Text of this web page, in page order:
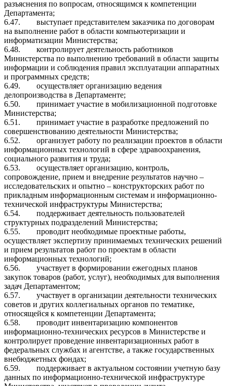
разъяснения по вопросам, относящимся к компетенции
Департамента;
6.47.
выступает представителем заказчика по договорам
на выполнение работ в области компьютеризации и
информатизации Министерства;
6.48.
контролирует деятельность работников
Министерства по выполнению требований в области защиты
информации и соблюдения правил эксплуатации аппаратных
и программных средств;
6.49.
осуществляет организацию ведения
делопроизводства в Департаменте;
6.50.
принимает участие в мобилизационной подготовке
Министерства;
6.51.
принимает участие в разработке предложений по
совершенствованию деятельности Министерства;
6.52.
организует работу по реализации проектов в области
информационных технологий в сфере здравоохранения,
социального развития и труда;
6.53.
осуществляет организацию, контроль,
сопровождение, прием и внедрение результатов научно –
исследовательских и опытно – конструкторских работ по
прикладным информационным системам и информационно-
технической инфраструктуры Министерства;
6.54.
поддерживает деятельность пользователей
структурных подразделений Министерства;
6.55.
проводит необходимые проектные работы,
осуществляет экспертизу принимаемых технических решений
и прием результатов работ по проектам в области
информационных технологий;
6.56.
участвует в формировании ежегодных планов
закупок товаров (работ, услуг), необходимых для выполнения
задач Департаментом;
6.57.
участвует в организации деятельности технических
советов и других коллегиальных органов по тематике,
относящейся к компетенции Департамента;
6.58.
проводит инвентаризацию компонентов
информационно-технических ресурсов в Министерстве и
контролирует проведение инвентаризационных работ в
федеральных службах и агентстве, а также государственных
внебюджетных фондах;
6.59.
поддерживает в актуальном состоянии учетную базу
данных по информационно-технической инфраструктуре